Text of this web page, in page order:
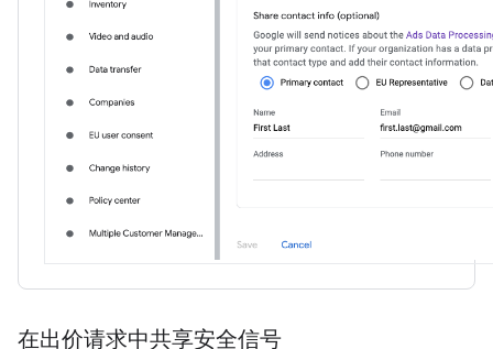
在出价请求中共享安全信号